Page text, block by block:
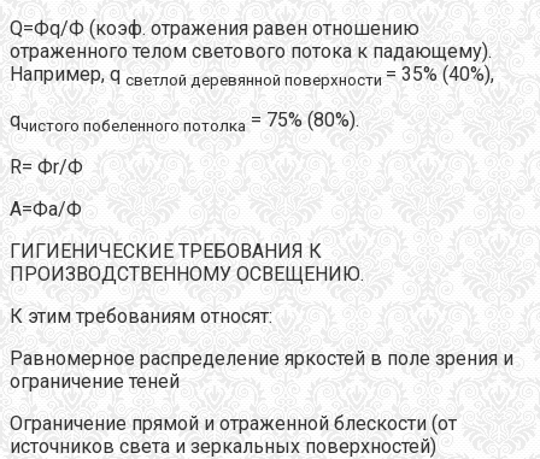
Q=Фq/Ф (коэф. отражения равен отношению
отраженного телом светового потока к падающему).
Например, q светлой деревянной поверхности = 35% (40%),
qчистого побеленного потолка = 75% (80%).
R= Фr/Ф
A=Фa/Ф
ГИГИЕНИЧЕСКИЕ ТРЕБОВАНИЯ К
ПРОИЗВОДСТВЕННОМУ ОСВЕЩЕНИЮ.
К этим требованиям относят:
Равномерное распределение яркостей в поле зрения и
ограничение теней
Ограничение прямой и отраженной блескости (от
источников света и зеркальных поверхностей)